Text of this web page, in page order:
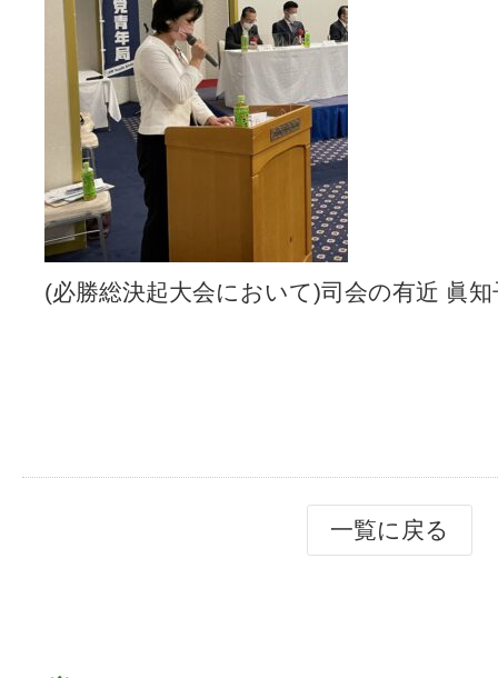
(必勝総決起大会において)司会の有近 眞
一覧に戻る